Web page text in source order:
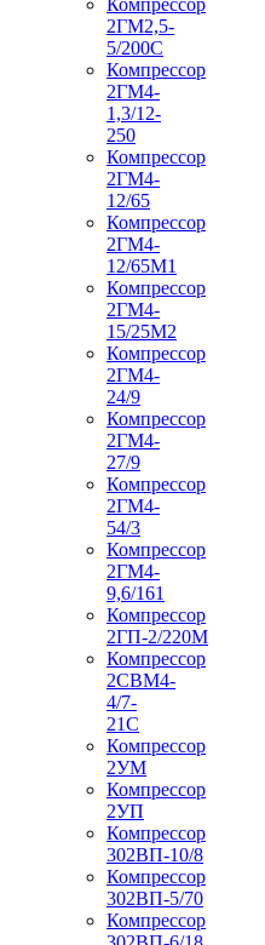
2ГМ2,5-
5/200С
Компрессор
2ГМ4-
1,3/12-
250
Компрессор
2ГМ4-
12/65
Компрессор
2ГМ4-
12/65М1
Компрессор
2ГМ4-
15/25М2
Компрессор
2ГМ4-
24/9
Компрессор
2ГМ4-
27/9
Компрессор
2ГМ4-
54/3
Компрессор
2ГМ4-
9,6/161
Компрессор
2ГП-2/220М
Компрессор
2СВМ4-
4/7-
21С
Компрессор
2УМ
Компрессор
2УП
Компрессор
302ВП-10/8
Компрессор
302ВП-5/70
Компрессор